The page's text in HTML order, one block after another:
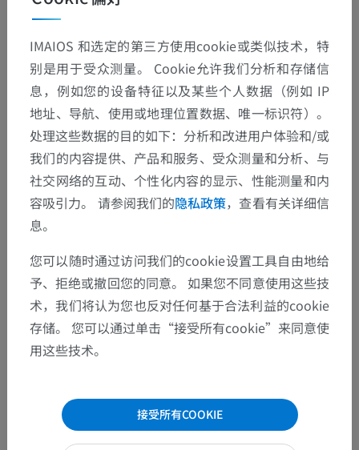
动物解剖学
神经系统> 中枢神经系统> 脑，脑髓>
前脑（包括端脑和间脑）> 端脑> 嗅脑>
嗅脑边缘部
底层结构：
海马
膝回
胼胝上回
胼胝体沟
纵纹
海马脚[海马角]
IMAIOS 和选定的第三方使用cookie或类似技术，特
别是用于受众测量。 Cookie允许我们分析和存储信
息，例如您的设备特征以及某些个人数据（例如 IP
地址、导航、使用或地理位置数据、唯一标识符）。
处理这些数据的目的如下：分析和改进用户体验和/或
我们的内容提供、产品和服务、受众测量和分析、与
社交网络的互动、个性化内容的显示、性能测量和内
容吸引力。 请参阅我们的隐私政策，查看有关详细信
息。
您可以随时通过访问我们的cookie设置工具自由地给
予、拒绝或撤回您的同意。 如果您不同意使用这些技
术，我们将认为您也反对任何基于合法利益的cookie
存储。 您可以通过单击“接受所有cookie”来同意使
用这些技术。
接受所有COOKIE